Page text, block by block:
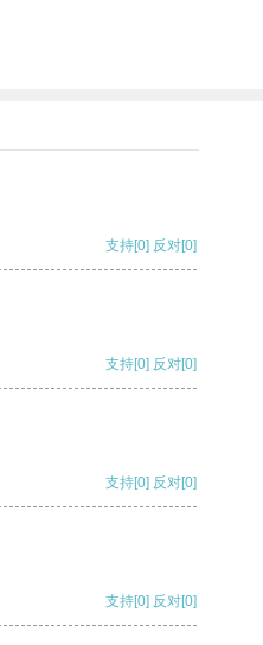
支持[0] 反对[0]
支持[0] 反对[0]
支持[0] 反对[0]
支持[0] 反对[0]